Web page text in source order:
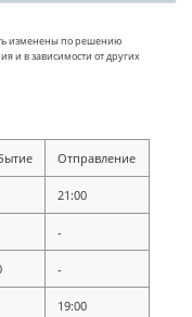
изменены по решению
и в зависимости от других
Отправление
21:00
-
-
19:00